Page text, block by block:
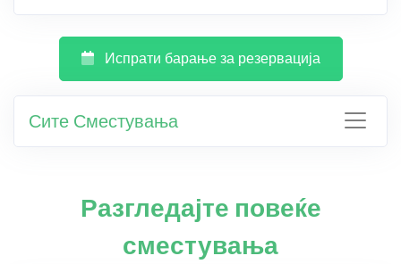
Испрати барање за резервација
Сите Сместувања
Разгледајте повеќе
сместувања